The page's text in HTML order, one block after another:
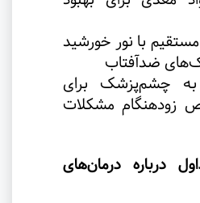
با نور خورشید
ضد‌آفتاب
چشم‌پزشک برای
زودهنگام مشکلات
درباره درمان‌های